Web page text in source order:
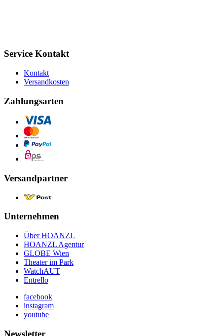
Service Kontakt
Kontakt
Versandkosten
Zahlungsarten
Versandpartner
Unternehmen
Über HOANZL
HOANZL Agentur
GLOBE Wien
Theater im Park
WatchAUT
Entrello
facebook
instagram
youtube
Newsletter